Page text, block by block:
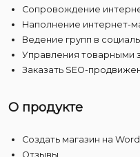
Сопровождение
Наполнение интернет-
Ведение групп в
Управления товарными
Заказать SEO-
О продукте
Создать магазин на
Отзывы